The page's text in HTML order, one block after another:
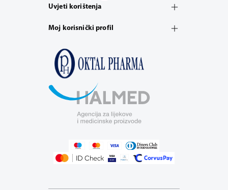
Uvjeti korištenja
Moj korisnički profil